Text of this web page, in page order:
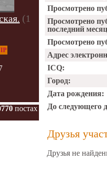
(1
постах
Просмотрено
Просмотрено
последний
Просмотрено
Адрес
ICQ:
Город:
Дата рождения:
До следующего
Друзья
Друзья не